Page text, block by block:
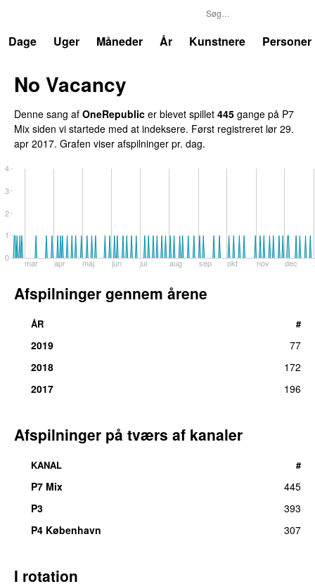
Dage
Uger Måneder År Kunstnere Personer
No Vacancy
Denne sang af OneRepublic er blevet spillet 445 gange på P7
Mix siden vi startede med at indeksere. Først registreret lør 29.
apr 2017. Grafen viser afspilninger pr. dag.
0
1
2
3
4
mar apr maj jun jul aug sep okt nov dec
Afspilninger gennem årene
ÅR #
2019
77
2018
172
2017
196
Afspilninger på tværs af kanaler
KANAL #
P7 Mix
445
P3
393
P4 København
307
I rotation